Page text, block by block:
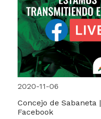
2020-11-06
Concejo de Sabaneta |
Facebook